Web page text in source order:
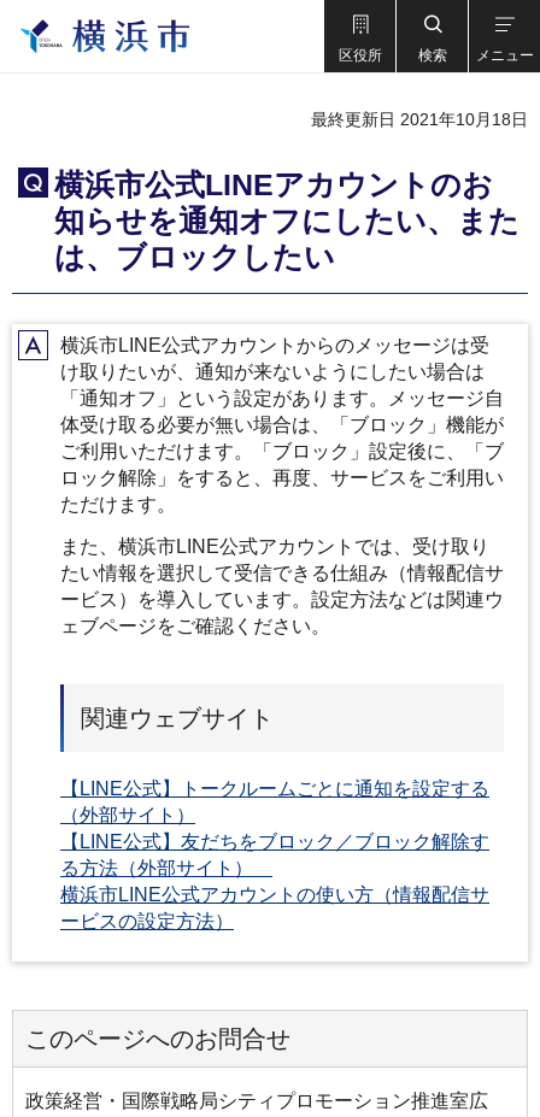
区役所 検索 メニュー
最終更新日 2021年10月18日
Q
横浜市公式LINEアカウントのお
知らせを通知オフにしたい、また
は、ブロックしたい
A横浜市LINE公式アカウントからのメッセージは受
け取りたいが、通知が来ないようにしたい場合は
「通知オフ」という設定があります。メッセージ自
体受け取る必要が無い場合は、「ブロック」機能が
ご利用いただけます。「ブロック」設定後に、「ブ
ロック解除」をすると、再度、サービスをご利用い
ただけます。
また、横浜市LINE公式アカウントでは、受け取り
たい情報を選択して受信できる仕組み（情報配信サ
ービス）を導入しています。設定方法などは関連ウ
ェブページをご確認ください。
関連ウェブサイト
【LINE公式】トークルームごとに通知を設定する
（外部サイト）
【LINE公式】友だちをブロック／ブロック解除す
る方法（外部サイト）
横浜市LINE公式アカウントの使い方（情報配信サ
ービスの設定方法）
このページへのお問合せ
政策経営・国際戦略局シティプロモーション推進室広